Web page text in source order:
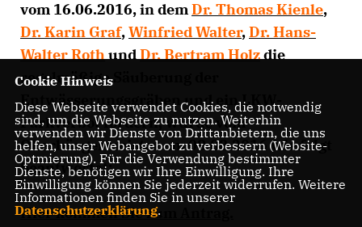
vom 16.06.2016, in demDr. Thomas Kienle,
Dr. Karin Graf,Winfried Walter,Dr. Hans-
Walter RothundDr. Bertram Holzdie
regelmäßige Säuberung der
Entwässerungsgräben und ein LKW-
Parkverbot fordern, wurde vom
Oberbürgermeister am 08.08.2016 wie folgt
beantwortet:
Hier kommen Sie zum Antrag.
Cookie Hinweis
Diese Webseite verwendet Cookies, die notwendig
sind, um die Webseite zu nutzen. Weiterhin
verwenden wir Dienste von Drittanbietern, die uns
helfen, unser Webangebot zu verbessern (Website-
Optmierung). Für die Verwendung bestimmter
Dienste, benötigen wir Ihre Einwilligung. Ihre
Einwilligung können Sie jederzeit widerrufen. Weitere
Informationen finden Sie in unserer
Datenschutzerklärung.